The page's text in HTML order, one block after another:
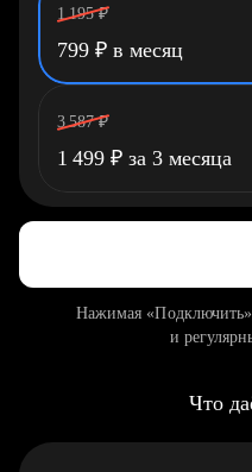
1 195 ₽
799 ₽ в месяц
3 587 ₽
1 499 ₽ за 3 месяца
Нажимая
и
Что